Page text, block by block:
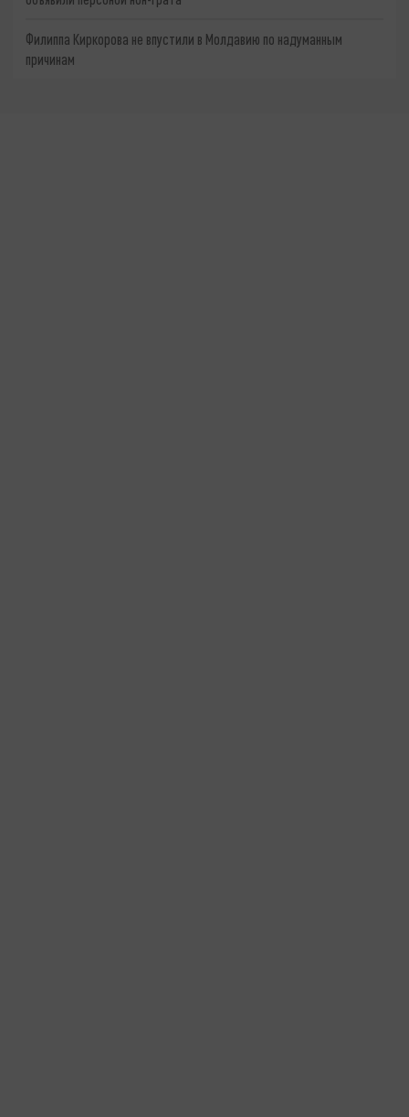
Филиппа Киркорова не впустили в Молдавию по надуманным
причинам